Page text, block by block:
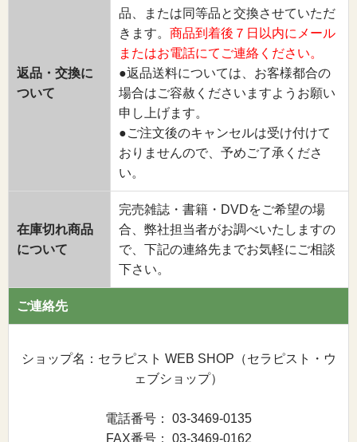
返品・交換に
ついて
品、または同等品と交換させていただ
きます。 商品到着後７日以内にメール
またはお電話にてご連絡ください。
●返品送料については、お客様都合の
場合はご容赦くださいますようお願い
申し上げます。
●ご注文後のキャンセルは受け付けて
おりませんので、予めご了承くださ
い。
在庫切れ商品
について
完売雑誌・書籍・DVDをご希望の場
合、弊社担当者がお調べいたしますの
で、下記の連絡先までお気軽にご相談
下さい。
ご連絡先
ショップ名：セラピスト WEB SHOP（セラピスト・ウ
ェブショップ）
電話番号： 03-3469-0135
FAX番号： 03-3469-0162